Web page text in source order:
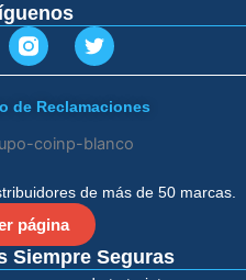
de más de 50 marcas.
página
Siempre Seguras
T
w
i
t
e
r
de Reclamaciones